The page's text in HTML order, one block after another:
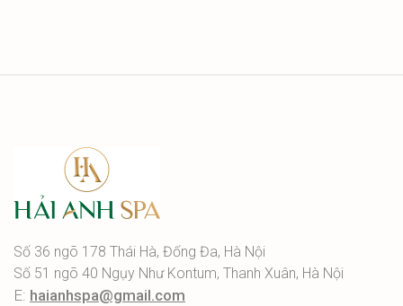
Số 36 ngõ 178 Thái Hà, Đống Đa, Hà Nội
Số 51 ngõ 40 Ngụy Như Kontum, Thanh Xuân, Hà Nội
E: haianhspa@gmail.com